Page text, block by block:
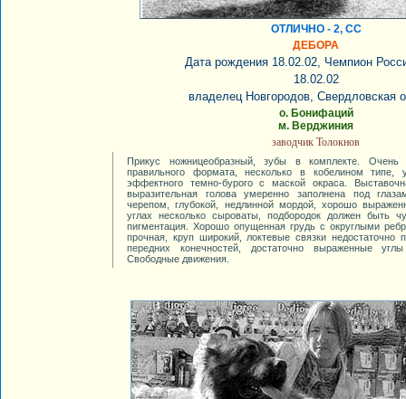
ОТЛИЧНО - 2, СС
ДЕБОРА
Дата рождения 18.02.02, Чемпион
18.02.02
владелец Новгородов, Свердловская
о. Бонифаций
м. Верджиния
заводчик Толокнов
Прикус ножницеобразный, зубы в комплекте. Очень
правильного формата, несколько в кобелином типе,
эффектного темно-бурого с маской окраса.
выразительная голова умеренно заполнена под
черепом, глубокой, недлинной мордой, хорошо
углах несколько сыроваты, подбородок должен быть
пигментация. Хорошо опущенная грудь с округлыми
прочная, круп широкий, локтевые связки недостаточно
передних конечностей, достаточно выраженные
Свободные движения.